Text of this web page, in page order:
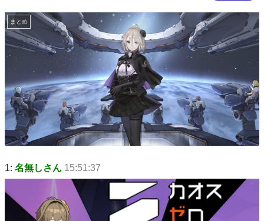
まとめ
1: 名無しさん 15:51:37